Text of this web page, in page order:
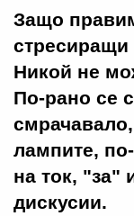
Защо
Никой не
По-рано се
лампите,
на ток, "за"
дискусии.